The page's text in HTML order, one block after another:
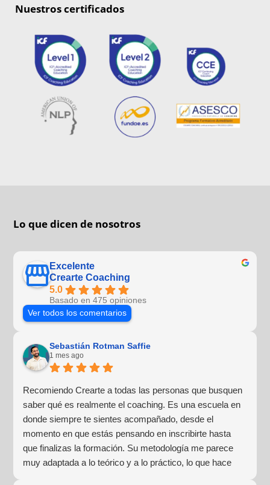
Nuestros certificados
Lo que dicen de nosotros
Excelente
Crearte Coaching
5.0
Basado en 475 opiniones
Ver todos los comentarios
Sebastián Rotman Saffie
1 mes ago
Recomiendo Crearte a todas las personas que busquen
saber qué es realmente el coaching. Es una escuela en
donde siempre te sientes acompañado, desde el
momento en que estás pensando en inscribirte hasta
que finalizas la formación. Su metodología me parece
muy adaptada a lo teórico y a lo práctico, lo que hace